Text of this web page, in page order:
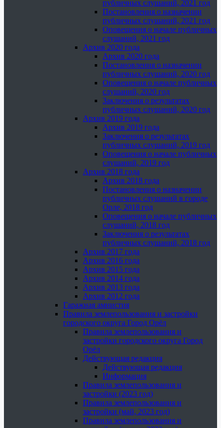
публичных слушаний, 2021 год
Постановления о назначении
публичных слушаний, 2021 год
Оповещения о начале публичных
слушаний, 2021 год
Архив 2020 года
Архив 2020 года
Постановления о назначении
публичных слушаний, 2020 год
Оповещения о начале публичных
слушаний, 2020 год
Заключения о результатах
публичных слушаний, 2020 год
Архив 2019 года
Архив 2019 года
Заключения о результатах
публичных слушаний, 2019 год
Оповещения о начале публичных
слушаний, 2019 год
Архив 2018 года
Архив 2018 года
Постановления о назначении
публичных слушаний в городе
Орле, 2018 год
Оповещения о начале публичных
слушаний, 2018 год
Заключения о результатах
публичных слушаний, 2018 год
Архив 2017 года
Архив 2016 года
Архив 2015 года
Архив 2014 года
Архив 2013 года
Архив 2012 года
Гаражная амнистия
Правила землепользования и застройки
городского округа Город Орёл
Правила землепользования и
застройки городского округа Город
Орёл
Действующая редакция
Действующая редакция
Информация
Правила землепользования и
застройки (2023 год)
Правила землепользования и
застройки (май, 2023 год)
Правила землепользования и